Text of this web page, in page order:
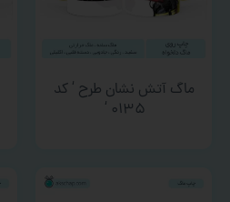
ماگ آتش نشان طرح ‘ کد
۰۱۳۵ ‘